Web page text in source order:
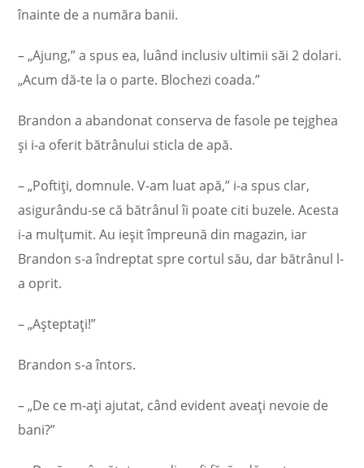
înainte de a număra banii.
– „Ajung,” a spus ea, luând inclusiv ultimii săi 2 dolari.
„Acum dă-te la o parte. Blochezi coada.”
Brandon a abandonat conserva de fasole pe tejghea
și i-a oferit bătrânului sticla de apă.
– „Poftiți, domnule. V-am luat apă,” i-a spus clar,
asigurându-se că bătrânul îi poate citi buzele. Acesta
i-a mulțumit. Au ieșit împreună din magazin, iar
Brandon s-a îndreptat spre cortul său, dar bătrânul l-
a oprit.
– „Așteptați!”
Brandon s-a întors.
– „De ce m-ați ajutat, când evident aveați nevoie de
bani?”